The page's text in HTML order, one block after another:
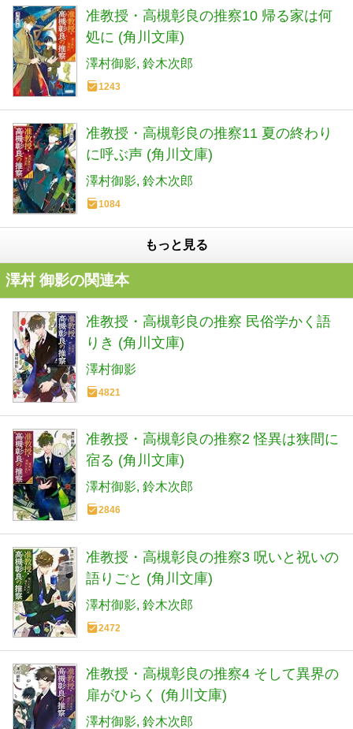
准教授・高槻彰良の推察10 帰る家は何
処に (角川文庫)
澤村御影 鈴木次郎
1243
准教授・高槻彰良の推察11 夏の終わり
に呼ぶ声 (角川文庫)
澤村御影 鈴木次郎
1084
もっと見る
澤村 御影の関連本
准教授・高槻彰良の推察 民俗学かく語
りき (角川文庫)
澤村御影
4821
准教授・高槻彰良の推察2 怪異は狭間に
宿る (角川文庫)
澤村御影 鈴木次郎
2846
准教授・高槻彰良の推察3 呪いと祝いの
語りごと (角川文庫)
澤村御影 鈴木次郎
2472
准教授・高槻彰良の推察4 そして異界の
扉がひらく (角川文庫)
澤村御影 鈴木次郎